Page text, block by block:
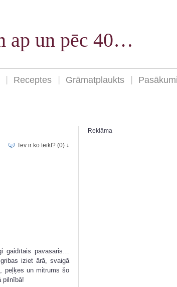
ap un pēc 40…
Receptes Grāmatplaukts Pasākumi
Tev ir ko teikt? (0) ↓
gaidītais pavasaris…
iziet ārā, svaigā
peļķes un mitrums šo
pilnībā!
Reklāma